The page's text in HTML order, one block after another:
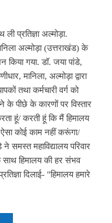
प्रतिज्ञा अल्मोड़ा.
अल्मोड़ा (उत्तराखंड) के
किया गया. डॉ. जया पांडे,
मानिला, अल्मोड़ा द्वारा
तथा कर्मचारी वर्ग को
के पीछे के कारणों पर विस्तार
हूं/ करती हूं कि मैं हिमालय
कोई काम नहीं करूंगा/
समस्त महाविद्यालय परिवार
हिमालय की हर संभव
दिलाई- "हिमालय हमारे